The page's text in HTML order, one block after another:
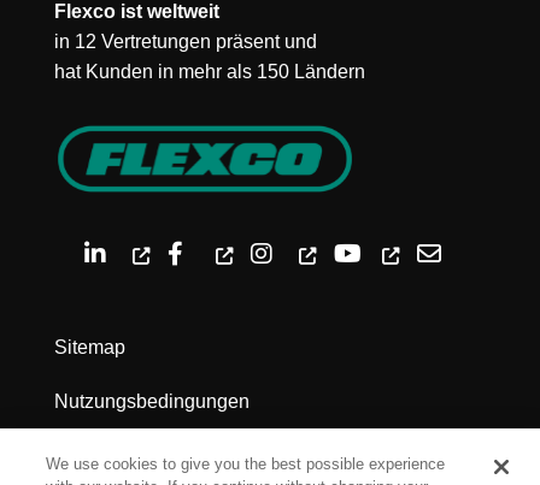
Flexco ist weltweit
in 12 Vertretungen präsent und
hat Kunden in mehr als 150 Ländern
Sitemap
Nutzungsbedingungen
Datenschutz
We use cookies to give you the best possible experience